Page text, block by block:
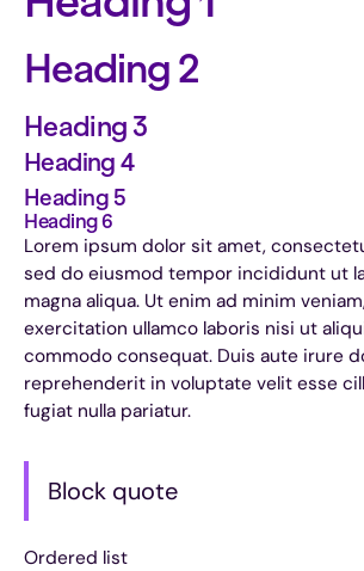
Heading 2
Heading 3
Heading 4
Heading 5
Heading 6
Lorem ipsum dolor sit amet,
sed do eiusmod tempor incididunt ut
magna aliqua. Ut enim ad minim
exercitation ullamco laboris nisi ut
commodo consequat. Duis aute irure
reprehenderit in voluptate velit esse
fugiat nulla pariatur.
Block quote
Ordered list